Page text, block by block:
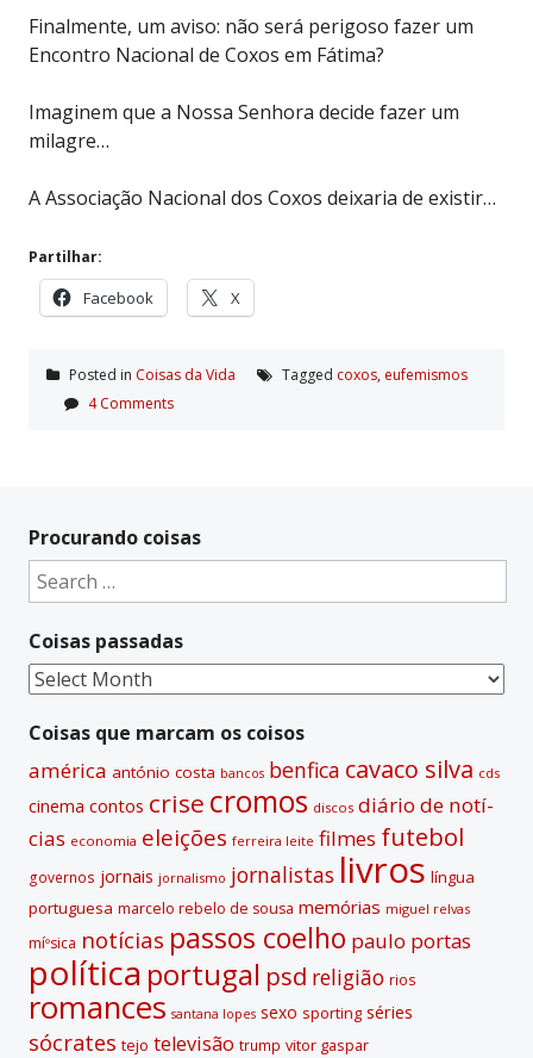
Finalmente, um aviso: não será perigoso fazer um
Encontro Nacional de Coxos em Fátima?
Imaginem que a Nossa Senhora decide fazer um
milagre…
A Associação Nacional dos Coxos deixaria de existir…
Partilhar:
Facebook X
Posted in Coisas da Vida Tagged coxos, eufemismos
4 Comments
Procurando coisas
Search
for:
Coisas passadas
Coisas
Coisas que marcam os coisos
américa antónio costa bancos benfica cavaco silva cds
cinema contos crise cromos discos diário de notí­
cias economia eleições ferreira leite filmes futebol
governos jornais jornalismo jornalistas livros lí­ngua
portuguesa marcelo rebelo de sousa memórias miguel relvas
míºsica notí­cias passos coelho paulo portas
polí­tica portugal psd religião rios
romances santana lopes sexo sporting séries
sócrates tejo televisão trump vitor gaspar